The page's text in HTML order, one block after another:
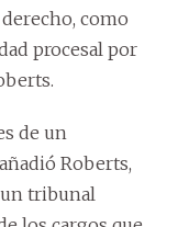
como
procesal por
de un
Roberts,
un tribunal